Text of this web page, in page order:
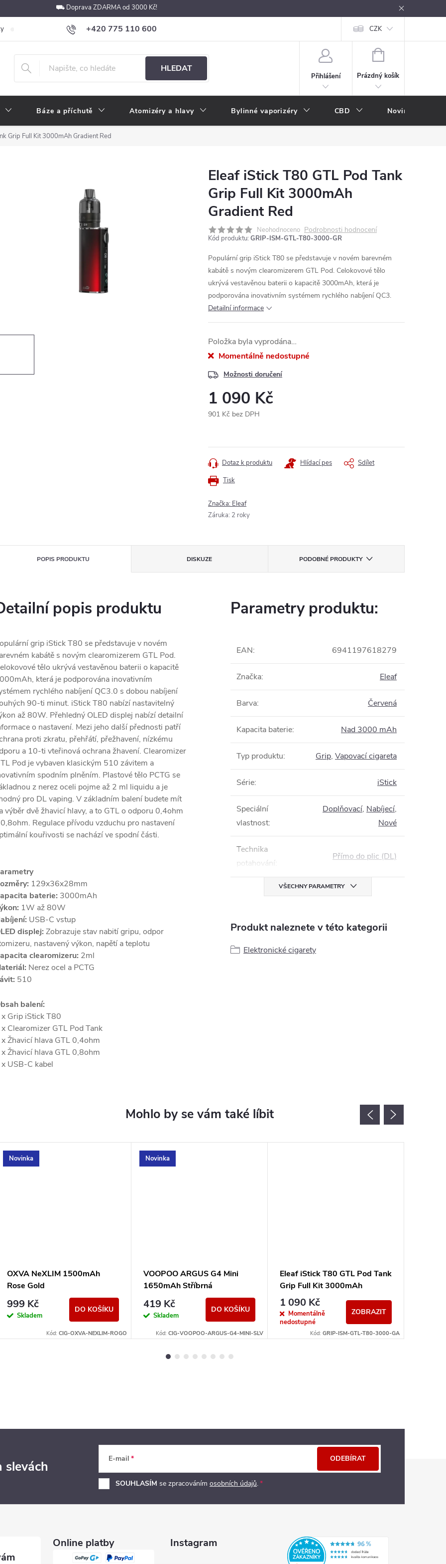
⛟ Doprava ZDARMA od 3000 Kč!
+420 775 110 600
obchod@e-cigarety.cz
Podmínky ochrany osobních údajů Velkoobchod Vše o e-kouření Nákupní rádce
CZK
HLEDAT
Přihlášení
NÁKUPNÍ
Prázdný košík
Báze a příchutě Atomizéry a hlavy Bylinné vaporizéry CBD Novinky
Grip Full Kit 3000mAh Gradient Red
Eleaf iStick T80 GTL Pod Tank
Grip Full Kit 3000mAh
Gradient Red
Neohodnoceno Podrobnosti hodnocení
Kód produktu: GRIP-ISM-GTL-T80-3000-GR
Populární grip iStick T80 se představuje v novém barevném
kabátě s novým clearomizerem GTL Pod. Celokovové tělo
ukrývá vestavěnou baterii o kapacitě 3000mAh, která je
podporována inovativním systémem rychlého nabíjení QC3.
Detailní informace
Položka byla vyprodána…
Momentálně nedostupné
Možnosti doručení
1 090 Kč
901 Kč bez DPH
Tisk
Dotaz k produktu Hlídací pes Sdílet
Značka: Eleaf
Záruka: 2 roky
POPIS PRODUKTU DISKUZE PODOBNÉ PRODUKTY
popis produktu
grip iStick T80 se představuje v novém
kabátě s novým clearomizerem GTL Pod.
tělo ukrývá vestavěnou baterii o kapacitě
která je podporována inovativním
rychlého nabíjení QC3.0 s dobou nabíjení
90-ti minut. iStick T80 nabízí nastavitelný
až 80W. Přehledný OLED displej nabízí detailní
o nastavení. Mezi jeho další přednosti patří
proti zkratu, přehřátí, přežhavení, nízkému
a 10-ti vteřinová ochrana žhavení. Clearomizer
Pod je vybaven klasickým 510 závitem a
spodním plněním. Plastové tělo PCTG se
z nerez oceli pojme až 2 ml liquidu a je
pro DL vaping. V základním balení budete mít
výběr dvě žhavicí hlavy, a to GTL o odporu 0,4ohm
Regulace přívodu vzduchu pro nastavení
kouřivosti se nachází ve spodní části.
129x36x28mm
baterie: 3000mAh
1W až 80W
USB-C vstup
displej: Zobrazuje stav nabití gripu, odpor
nastavený výkon, napětí a teplotu
clearomizeru: 2ml
Nerez ocel a PCTG
510
balení:
x Grip iStick T80
x Clearomizer GTL Pod Tank
x Žhavicí hlava GTL 0,4ohm
x Žhavicí hlava GTL 0,8ohm
x USB-C kabel
Parametry produktu:
EAN: 6941197618279
Značka: Eleaf
Barva: Červená
Kapacita baterie: Nad 3000 mAh
Typ produktu: Grip, Vapovací cigareta
Série: iStick
Speciální
vlastnost:
Doplňovací, Nabíjecí,
Nové
Technika
potahování:
Přímo do plic (DL)
VŠECHNY PARAMETRY
Produkt naleznete v této kategorii
Elektronické cigarety
Novinka
OXVA NeXLIM 1500mAh
Rose Gold
999 Kč
Skladem
DO KOŠÍKU
Kód: CIG-OXVA-NEXLIM-ROGO
Novinka
VOOPOO ARGUS G4 Mini
1650mAh Stříbrná
419 Kč
Skladem
DO KOŠÍKU
Kód: CIG-VOOPOO-ARGUS-G4-MINI-SLV
Eleaf iStick T80 GTL Pod Tank
Grip Full Kit 3000mAh
Gradient Aqua
1 090 Kč
Momentálně
nedostupné
ZOBRAZIT
Kód: GRIP-ISM-GTL-T80-3000-GA
slevách E-mail
SOUHLASÍM se zpracováním osobních údajů.
ODEBÍRAT
Online platby Instagram